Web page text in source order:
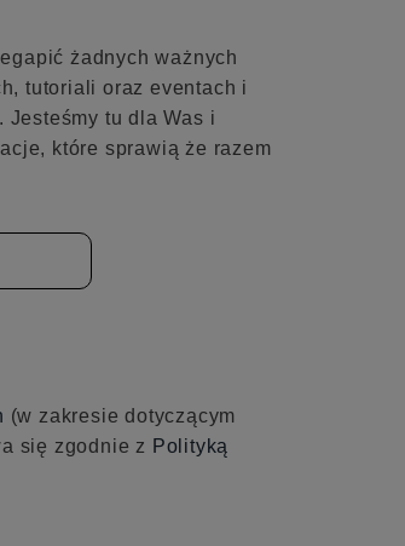
żadnych ważnych
tutoriali oraz eventach i
Jesteśmy tu dla Was i
które sprawią że razem
(w zakresie dotyczącym
się zgodnie z Polityką